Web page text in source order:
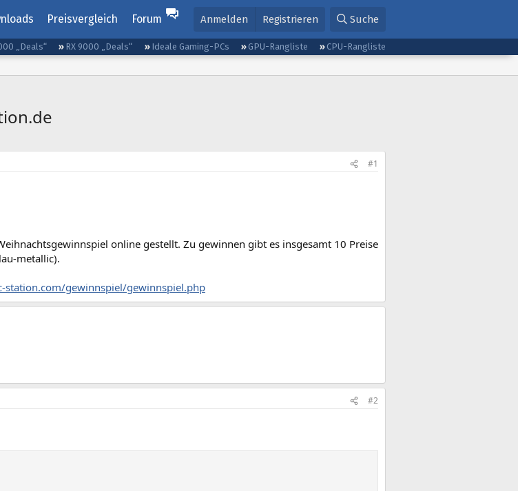
Preisvergleich Forum Anmelden Registrieren Suche
„Deals“ RX 9000 „Deals“ Ideale Gaming-PCs GPU-Rangliste
CPU-Rangliste
#1
online gestellt. Zu gewinnen gibt es insgesamt 10 Preise
metallic).
station.com/gewinnspiel/gewinnspiel.php
#2